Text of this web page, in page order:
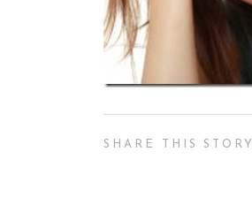
SHARE THIS STORY